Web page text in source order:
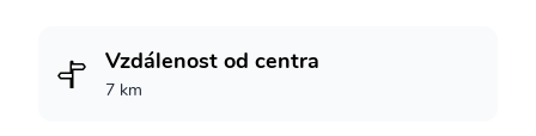
Vzdálenost od centra
7 km